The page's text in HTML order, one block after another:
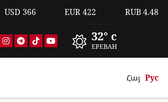
USD 366 EUR422 RUB4.48
32° c
ЕРЕВАН
Հայ Рус